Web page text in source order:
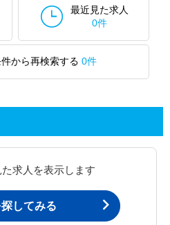
最近見た求人
0件
から再検索する 0件
求人を表示します
してみる